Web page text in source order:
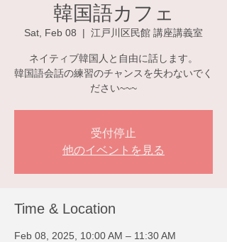
韓国語カフェ
Sat, Feb 08
  |
江戸川区民館 講座講義室
ネイティブ韓国人と自由に話します。
韓国語会話の練習のチャンスを失わないでく
ださい~~~
受付停止
他のイベントを見る
Time & Location
Feb 08, 2025, 10:00 AM – 11:30 AM